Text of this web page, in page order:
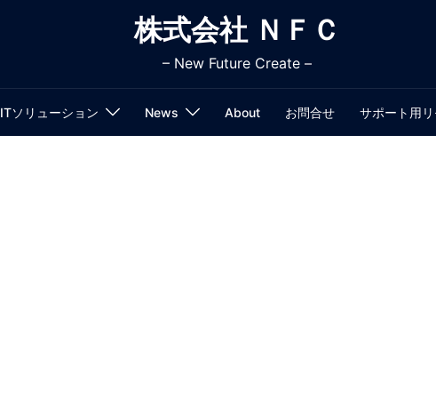
株式会社 ＮＦＣ
– New Future Create –
ITソリューション News About お問合せ サポート用